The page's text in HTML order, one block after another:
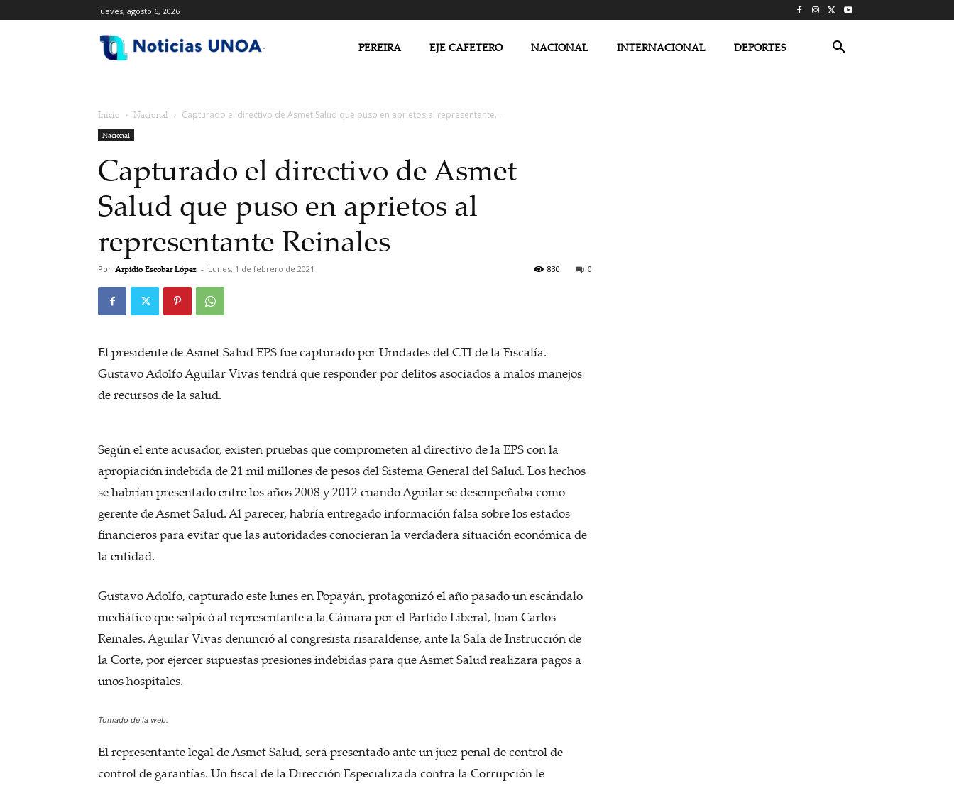
jueves, agosto 6, 2026
PEREIRA EJE CAFETERO NACIONAL INTERNACIONAL DEPORTES
Inicio Nacional Capturado el directivo de Asmet Salud que puso en aprietos al representante...
Nacional
Capturado el directivo de Asmet
Salud que puso en aprietos al
representante Reinales
Por Arpidio Escobar López - Lunes, 1 de febrero de 2021 0
830
El presidente de Asmet Salud EPS fue capturado por Unidades del CTI de la Fiscalía.
Gustavo Adolfo Aguilar Vivas tendrá que responder por delitos asociados a malos manejos
de recursos de la salud.
Según el ente acusador, existen pruebas que comprometen al directivo de la EPS con la
apropiación indebida de 21 mil millones de pesos del Sistema General del Salud. Los hechos
se habrían presentado entre los años 2008 y 2012 cuando Aguilar se desempeñaba como
gerente de Asmet Salud. Al parecer, habría entregado información falsa sobre los estados
financieros para evitar que las autoridades conocieran la verdadera situación económica de
la entidad.
Gustavo Adolfo, capturado este lunes en Popayán, protagonizó el año pasado un escándalo
mediático que salpicó al representante a la Cámara por el Partido Liberal, Juan Carlos
Reinales. Aguilar Vivas denunció al congresista risaraldense, ante la Sala de Instrucción de
la Corte, por ejercer supuestas presiones indebidas para que Asmet Salud realizara pagos a
unos hospitales.
Tomado de la web.
El representante legal de Asmet Salud, será presentado ante un juez penal de control de
control de garantías. Un fiscal de la Dirección Especializada contra la Corrupción le